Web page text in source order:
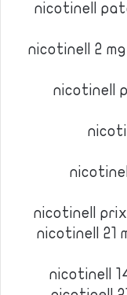
nicotinell
nicotinell 2
nicotinell
nicotinell
nicotinell 21
nicotinell